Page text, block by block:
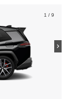
1 / 9